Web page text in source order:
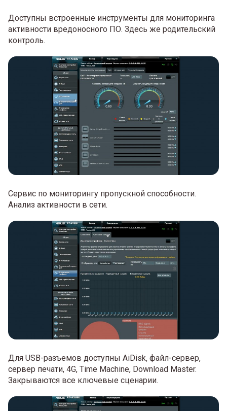
Доступны встроенные инструменты для мониторинга
активности вредоносного ПО. Здесь же родительский
контроль.
Сервис по мониторингу пропускной способности.
Анализ активности в сети.
Для USB-разъемов доступны AiDisk, файл-сервер,
сервер печати, 4G, Time Machine, Download Master.
Закрываются все ключевые сценарии.